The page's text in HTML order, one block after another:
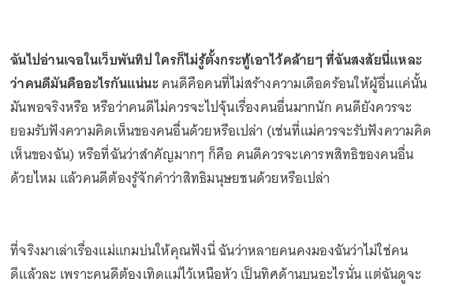
ฉันไปอ่านเจอในเว็บพันทิป ใครก็ไม่รู้ตั้งกระทู้เอาไว้คล้ายๆ ที่ฉันสงสัยนี่แหละ
ว่าคนดีมันคืออะไรกันแน่นะคนดีคือคนที่ไม่สร้างความเดือดร้อนให้ผู้อื่นแค่นั้น
มันพอจริงหรือ หรือว่าคนดีไม่ควรจะไปจุ้นเรื่องคนอื่นมากนัก คนดียังควรจะ
ยอมรับฟังความคิดเห็นของคนอื่นด้วยหรือเปล่า (เช่นที่แม่ควรจะรับฟังความคิด
เห็นของฉัน) หรือที่ฉันว่าสำคัญมากๆ ก็คือ คนดีควรจะเคารพสิทธิของคนอื่น
ด้วยไหม แล้วคนดีต้องรู้จักคำว่าสิทธิมนุษยชนด้วยหรือเปล่า
ที่จริงมาเล่าเรื่องแม่แกมบ่นให้คุณฟังนี่ ฉันว่าหลายคนคงมองฉันว่าไม่ใช่คน
ดีแล้วละ เพราะคนดีต้องเทิดแม่ไว้เหนือหัว เป็นทิศด้านบนอะไรนั่น แต่ฉันดูจะ